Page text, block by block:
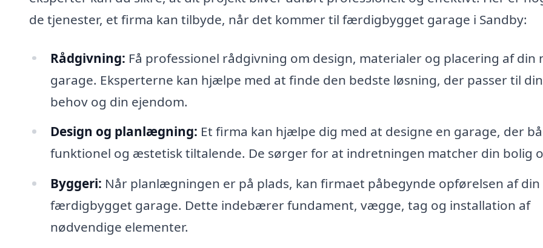
de tjenester, et firma kan tilbyde, når det kommer til færdigbygget garage i Sandby:
Rådgivning: Få professionel rådgivning om design, materialer og placering af din
garage. Eksperterne kan hjælpe med at finde den bedste løsning, der passer til
behov og din ejendom.
Design og planlægning: Et firma kan hjælpe dig med at designe en garage, der
funktionel og æstetisk tiltalende. De sørger for at indretningen matcher din bolig
Byggeri: Når planlægningen er på plads, kan firmaet påbegynde opførelsen af din
færdigbygget garage. Dette indebærer fundament, vægge, tag og installation af
nødvendige elementer.